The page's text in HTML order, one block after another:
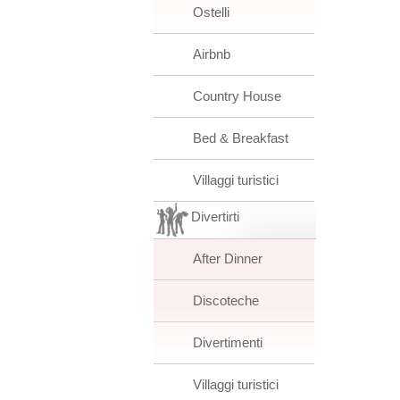
Ostelli
Airbnb
Country House
Bed & Breakfast
Villaggi turistici
Divertirti
After Dinner
Discoteche
Divertimenti
Villaggi turistici